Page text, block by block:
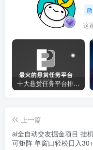
这
十大悬赏任务平台排行榜（全网最好的悬赏任务平台）
上一篇
ai全自动交友掘金项目 挂
可矩阵 单窗口轻松日入30+